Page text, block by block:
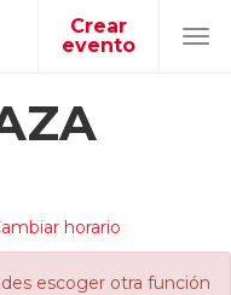
Crear
evento
horario
escoger otra función